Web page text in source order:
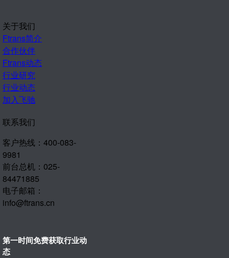
关于我们
Ftrans简介
合作伙伴
Ftrans动态
行业研究
行业动态
加入飞驰
联系我们
客户热线：400-083-
9981
前台总机：025-
84471885
电子邮箱：
info@ftrans.cn
第一时间免费获取行业动
态